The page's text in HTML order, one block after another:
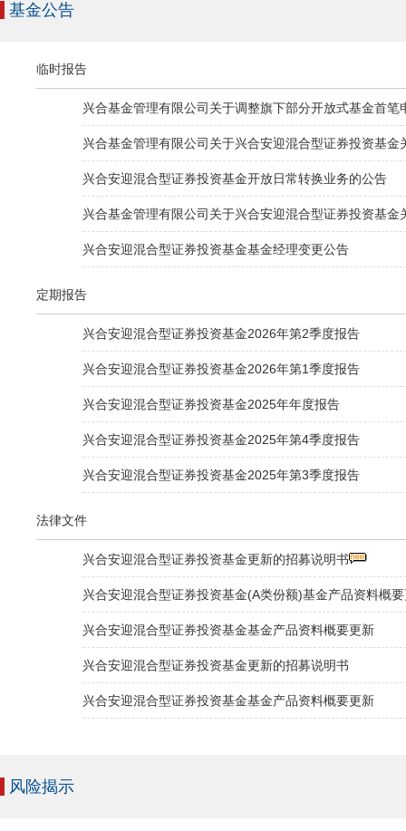
基金公告
临时报告
兴合基金管理有限公司关于调整旗下部分开放式基金首
兴合基金管理有限公司关于兴合安迎混合型证券投资基金
兴合安迎混合型证券投资基金开放日常转换业务的公告
兴合基金管理有限公司关于兴合安迎混合型证券投资基金
兴合安迎混合型证券投资基金基金经理变更公告
定期报告
兴合安迎混合型证券投资基金2026年第2季度报告
兴合安迎混合型证券投资基金2026年第1季度报告
兴合安迎混合型证券投资基金2025年年度报告
兴合安迎混合型证券投资基金2025年第4季度报告
兴合安迎混合型证券投资基金2025年第3季度报告
法律文件
兴合安迎混合型证券投资基金更新的招募说明书
兴合安迎混合型证券投资基金(A类份额)基金产品资料概
兴合安迎混合型证券投资基金基金产品资料概要更新
兴合安迎混合型证券投资基金更新的招募说明书
兴合安迎混合型证券投资基金基金产品资料概要更新
风险揭示